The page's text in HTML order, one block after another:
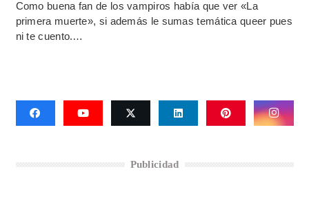
Como buena fan de los vampiros había que ver «La
primera muerte», si además le sumas temática queer pues
ni te cuento.…
Publicidad